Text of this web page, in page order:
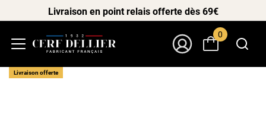
Livraison en point relais offerte dès 69€
0
Livraison offerte